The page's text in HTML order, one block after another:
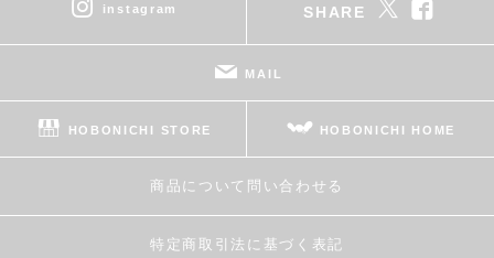
instagram SHARE
MAIL
HOBONICHI STORE HOBONICHI HOME
商品について問い合わせる
特定商取引法に基づく表記